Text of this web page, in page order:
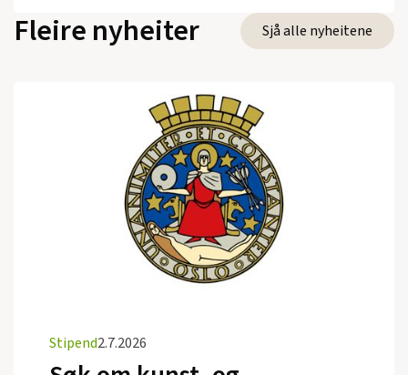
Fleire nyheiter Sjå alle nyheitene
Stipend2.7.2026